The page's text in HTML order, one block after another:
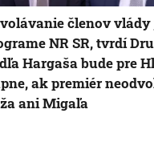
členov vlády
NR SR, tvrdí
Hargaša bude pre
ak premiér
ani Migaľa